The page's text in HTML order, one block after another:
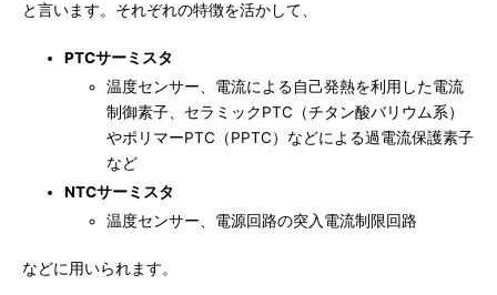
と言います。それぞれの特徴を活かして、
PTCサーミスタ
温度センサー、電流による自己発熱を利用した電流
制御素子、セラミックPTC（チタン酸バリウム系）
やポリマーPTC（PPTC）などによる過電流保護素子
など
NTCサーミスタ
温度センサー、電源回路の突入電流制限回路
などに用いられます。